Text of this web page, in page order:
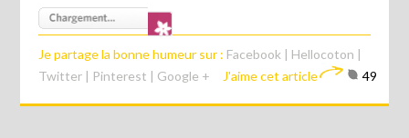
Je partage la bonne humeur sur : Facebook | Hellocoton |
Twitter | Pinterest | Google + J'aime cet article 49